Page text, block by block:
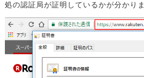
処の認証局が証明しているかが分かりま